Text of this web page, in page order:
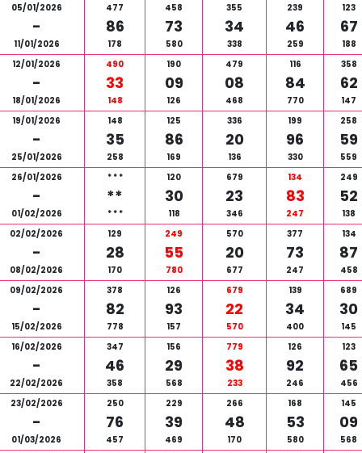
05/01/2026
-
11/01/2026
477
86
178
458
73
580
355
34
338
239
46
259
123
67
188
12/01/2026
-
18/01/2026
490
33
148
190
09
126
479
08
468
116
84
770
358
62
147
19/01/2026
-
25/01/2026
148
35
258
125
86
169
336
20
136
199
96
330
258
59
559
26/01/2026
-
01/02/2026
* * *
**
* * *
120
30
118
679
23
346
134
83
247
249
52
138
02/02/2026
-
08/02/2026
129
28
170
249
55
780
570
20
677
377
73
247
134
87
458
09/02/2026
-
15/02/2026
378
82
778
126
93
157
679
22
570
139
34
400
689
30
145
16/02/2026
-
22/02/2026
347
46
358
156
29
568
779
38
233
126
92
246
123
65
456
23/02/2026
-
01/03/2026
250
76
457
229
39
469
266
48
170
168
53
580
145
09
568